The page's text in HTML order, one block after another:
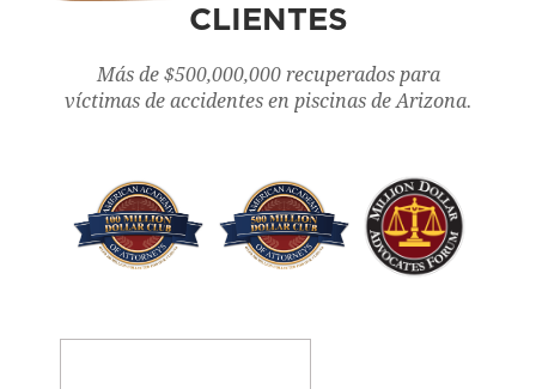
CLIENTES
Más de $500,000,000 recuperados para
víctimas de accidentes en piscinas de Arizona.